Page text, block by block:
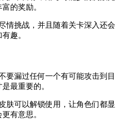
的奖励。
情挑战，并且随着关卡深入还会
趣。
要漏过任何一个有可能攻击到目
最重要的。
肤可以解锁使用，让角色们都显
有意思。